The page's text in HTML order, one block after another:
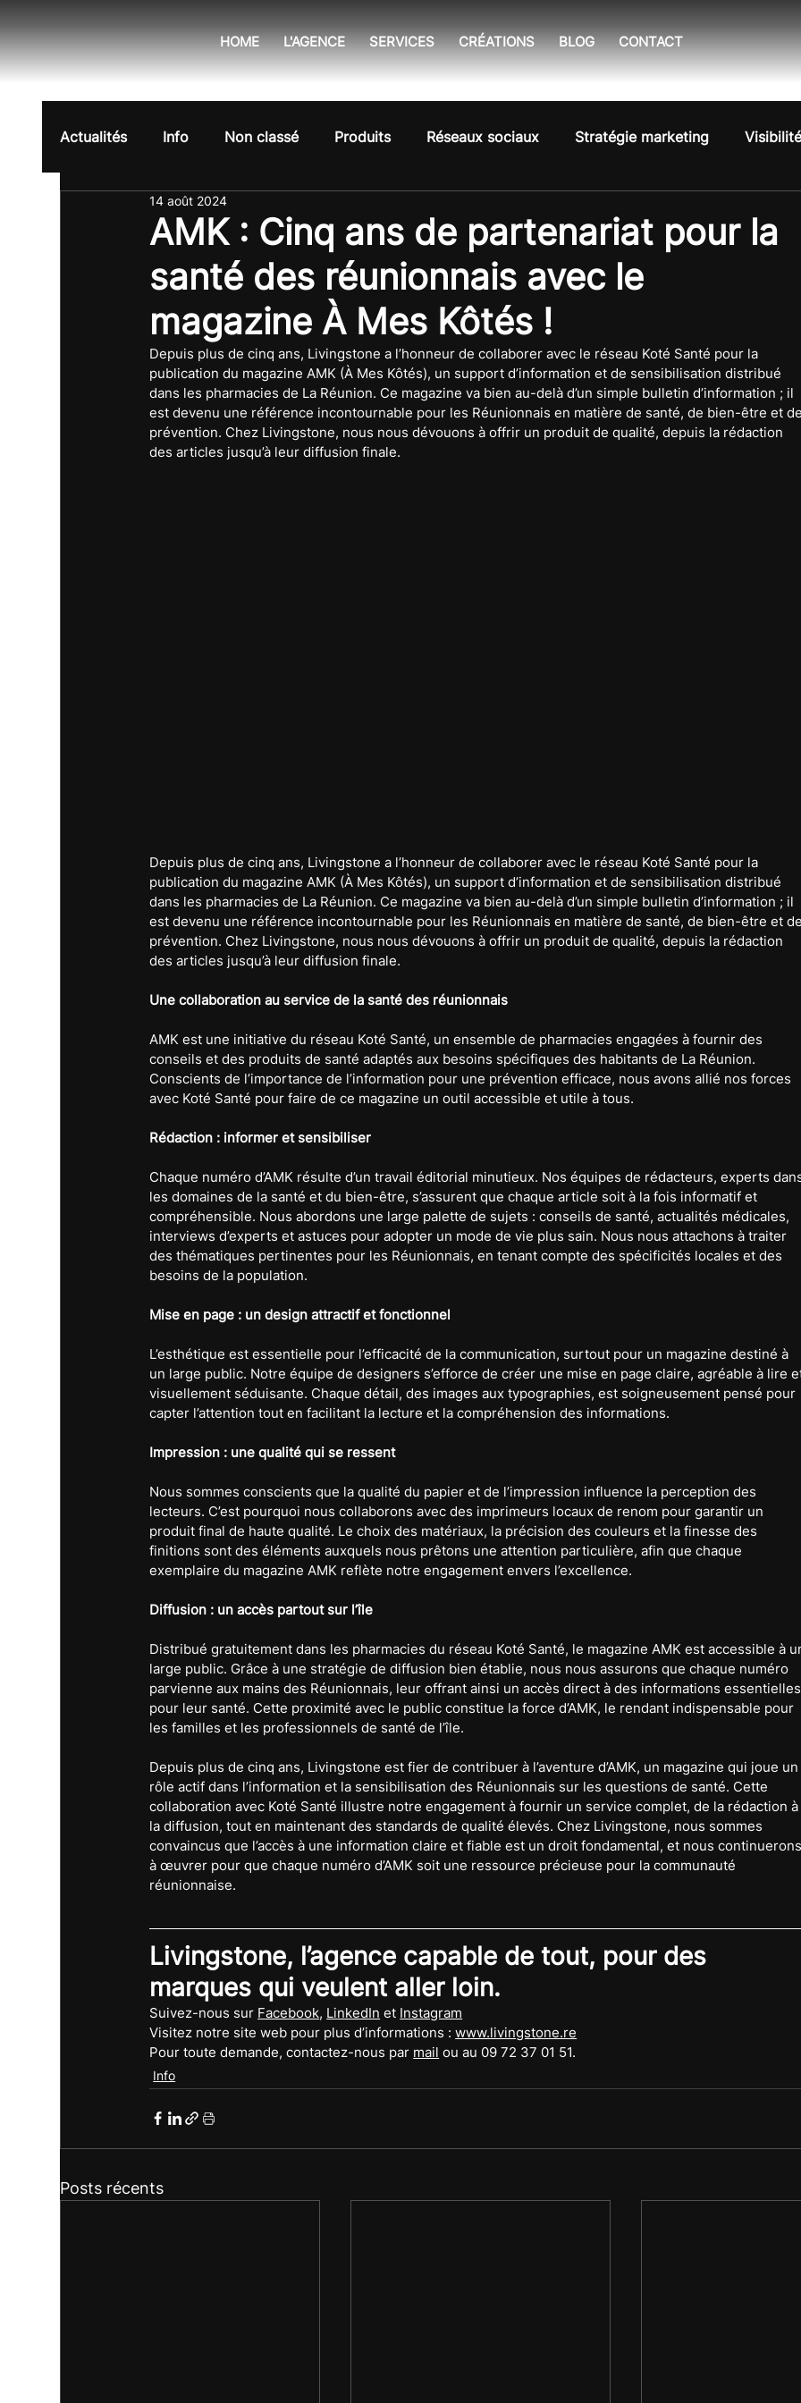
HOME L'AGENCE SERVICES CRÉATIONS BLOG CONTACT
Actualités Info Non classé Produits Réseaux sociaux Stratégie marketing
AMK : Cinq ans de partenariat pour la
santé des réunionnais avec le
magazine À Mes Kôtés !
14 août 2024
Depuis plus de cinq ans, Livingstone a l’honneur de collaborer avec le réseau Koté Santé pour la
publication du magazine AMK (À Mes Kôtés), un support d’information et de sensibilisation distribué
dans les pharmacies de La Réunion. Ce magazine va bien au-delà d’un simple bulletin d’information ; il
est devenu une référence incontournable pour les Réunionnais en matière de santé, de bien-être et
prévention. Chez Livingstone, nous nous dévouons à offrir un produit de qualité, depuis la rédaction
des articles jusqu’à leur diffusion finale.
Depuis plus de cinq ans, Livingstone a l’honneur de collaborer avec le réseau Koté Santé pour la
publication du magazine AMK (À Mes Kôtés), un support d’information et de sensibilisation distribué
dans les pharmacies de La Réunion. Ce magazine va bien au-delà d’un simple bulletin d’information ; il
est devenu une référence incontournable pour les Réunionnais en matière de santé, de bien-être et
prévention. Chez Livingstone, nous nous dévouons à offrir un produit de qualité, depuis la rédaction
des articles jusqu’à leur diffusion finale.
Une collaboration au service de la santé des réunionnais
AMK est une initiative du réseau Koté Santé, un ensemble de pharmacies engagées à fournir des
conseils et des produits de santé adaptés aux besoins spécifiques des habitants de La Réunion.
Conscients de l’importance de l’information pour une prévention efficace, nous avons allié nos forces
avec Koté Santé pour faire de ce magazine un outil accessible et utile à tous.
Rédaction : informer et sensibiliser
Chaque numéro d’AMK résulte d’un travail éditorial minutieux. Nos équipes de rédacteurs, experts
les domaines de la santé et du bien-être, s’assurent que chaque article soit à la fois informatif et
compréhensible. Nous abordons une large palette de sujets : conseils de santé, actualités médicales,
interviews d’experts et astuces pour adopter un mode de vie plus sain. Nous nous attachons à traiter
des thématiques pertinentes pour les Réunionnais, en tenant compte des spécificités locales et des
besoins de la population.
Mise en page : un design attractif et fonctionnel
L’esthétique est essentielle pour l’efficacité de la communication, surtout pour un magazine destiné à
un large public. Notre équipe de designers s’efforce de créer une mise en page claire, agréable à lire
visuellement séduisante. Chaque détail, des images aux typographies, est soigneusement pensé pour
capter l’attention tout en facilitant la lecture et la compréhension des informations.
Impression : une qualité qui se ressent
Nous sommes conscients que la qualité du papier et de l’impression influence la perception des
lecteurs. C’est pourquoi nous collaborons avec des imprimeurs locaux de renom pour garantir un
produit final de haute qualité. Le choix des matériaux, la précision des couleurs et la finesse des
finitions sont des éléments auxquels nous prêtons une attention particulière, afin que chaque
exemplaire du magazine AMK reflète notre engagement envers l’excellence.
Diffusion : un accès partout sur l’île
Distribué gratuitement dans les pharmacies du réseau Koté Santé, le magazine AMK est accessible à
large public. Grâce à une stratégie de diffusion bien établie, nous nous assurons que chaque numéro
parvienne aux mains des Réunionnais, leur offrant ainsi un accès direct à des informations
pour leur santé. Cette proximité avec le public constitue la force d’AMK, le rendant indispensable pour
les familles et les professionnels de santé de l’île.
Depuis plus de cinq ans, Livingstone est fier de contribuer à l’aventure d’AMK, un magazine qui joue
rôle actif dans l’information et la sensibilisation des Réunionnais sur les questions de santé. Cette
collaboration avec Koté Santé illustre notre engagement à fournir un service complet, de la rédaction
la diffusion, tout en maintenant des standards de qualité élevés. Chez Livingstone, nous sommes
convaincus que l’accès à une information claire et fiable est un droit fondamental, et nous
à œuvrer pour que chaque numéro d’AMK soit une ressource précieuse pour la communauté
réunionnaise.
Livingstone, l’agence capable de tout, pour des
marques qui veulent aller loin.
Suivez-nous sur Facebook, LinkedIn et Instagram
Visitez notre site web pour plus d’informations : www.livingstone.re
Pour toute demande, contactez-nous par mail ou au 09 72 37 01 51.
Info
Posts récents